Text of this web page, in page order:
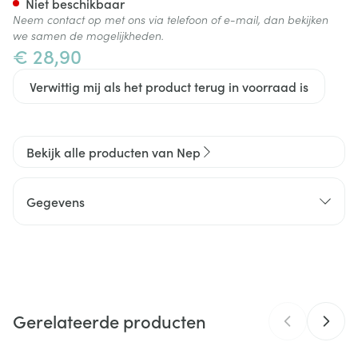
€ 28,90
Verwittig mij als het product terug in voorraad is
Neem contact op met ons via telefoon of e-mail, dan bekijken
we samen de mogelijkheden.
Bekijk alle producten van Nep
Gegevens
Merken Nep
Gerelateerde producten